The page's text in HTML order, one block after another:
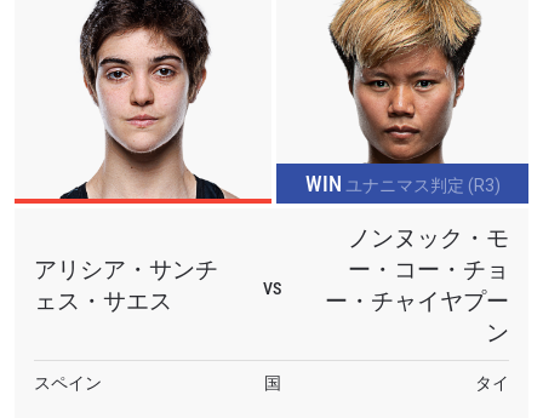
WIN ユナニマス判定 (R3)
アリシア・サンチ
ェス・サエス
VS
ノンヌック・モ
ー・コー・チョ
ー・チャイヤプー
ン
スペイン 国 タイ
ONEチャンピオンシップとどこでも一緒！ 最新ニ